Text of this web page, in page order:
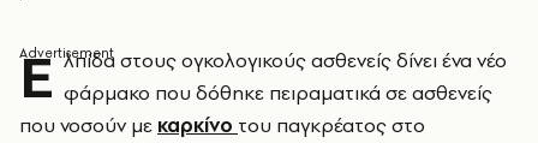
Ε λπίδα στους ογκολογικούς ασθενείς δίνει ένα νέο
φάρμακο που δόθηκε πειραματικά σε ασθενείς
που νοσούν με καρκίνο του παγκρέατος στο